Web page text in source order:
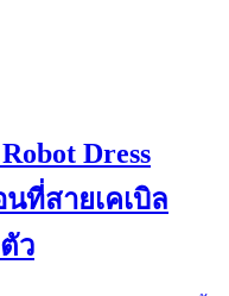
Dress
ที่สายเคเบิล
ว